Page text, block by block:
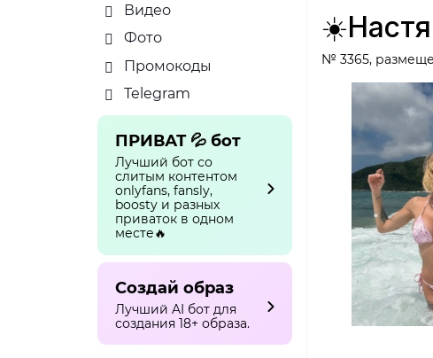
Видео
Фото
Промокоды
Telegram
ПРИВАТ 💦 бот
Лучший бот со
слитым контентом
onlyfans, fansly,
boosty и разных
приваток в одном
месте🔥
Создай образ
Лучший AI бот для
создания 18+ образа.
№ 3365,